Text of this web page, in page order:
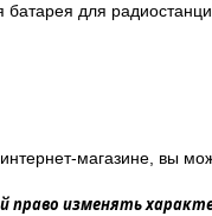
батарея для
магазине, вы
право изменять